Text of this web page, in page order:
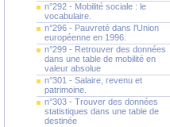
n°292 - Mobilité sociale : le
vocabulaire.
n°296 - Pauvreté dans l'Union
européenne en 1996.
n°299 - Retrouver des données
dans une table de mobilité en
valeur absolue
n°301 - Salaire, revenu et
patrimoine.
n°303 - Trouver des données
statistiques dans une table de
destinée